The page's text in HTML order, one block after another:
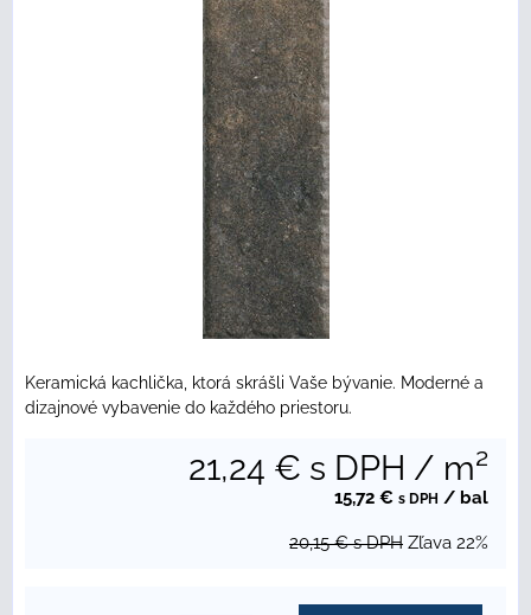
Keramická kachlička, ktorá skrášli Vaše bývanie. Moderné a
dizajnové vybavenie do každého priestoru.
21,24 € s DPH / m²
15,72 € s DPH / bal
20,15 € s DPH Zľava 22%